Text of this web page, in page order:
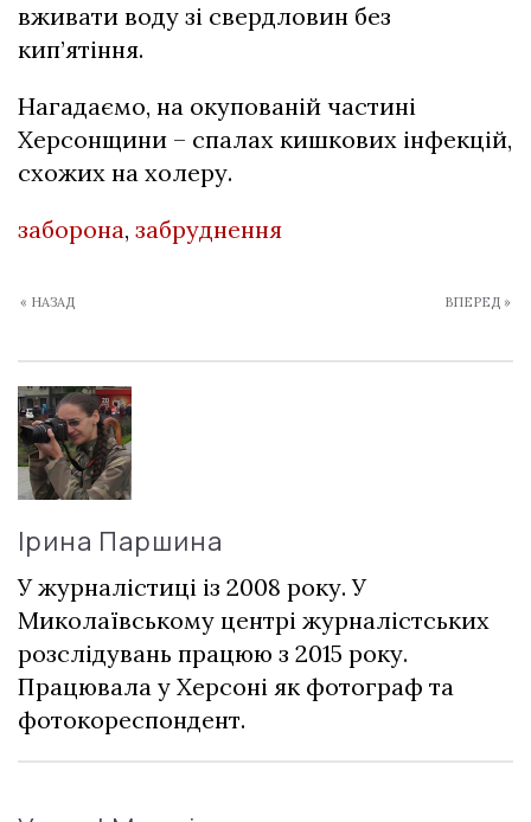
вживати воду зі свердловин без
кип’ятіння.
Нагадаємо, на окупованій частині
Херсонщини – спалах кишкових інфекцій,
схожих на холеру.
заборона, забруднення
« НАЗАД ВПЕРЕД »
Ірина Паршина
У журналістиці із 2008 року. У
Миколаївському центрі журналістських
розслідувань працюю з 2015 року.
Працювала у Херсоні як фотограф та
фотокореспондент.